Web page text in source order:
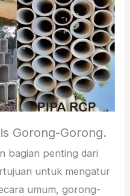
Gorong-Gorong.
bagian penting dari
untuk mengatur
umum, gorong-